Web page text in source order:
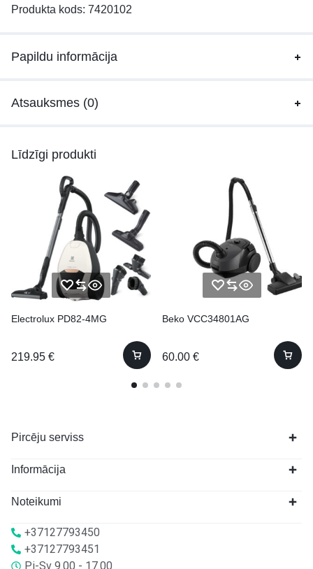
Produkta kods: 7420102
Papildu informācija
Atsauksmes (0)
Līdzīgi produkti
Electrolux PD82-4MG
219.95 €
Beko VCC34801AG
60.00 €
Pircēju serviss
Informācija
Noteikumi
+37127793450
+37127793451
Pi-Sv 9.00 - 17.00